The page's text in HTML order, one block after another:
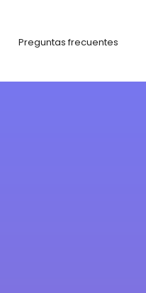
Preguntas frecuentes